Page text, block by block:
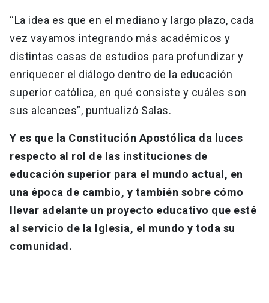
“La idea es que en el mediano y largo plazo, cada
vez vayamos integrando más académicos y
distintas casas de estudios para profundizar y
enriquecer el diálogo dentro de la educación
superior católica, en qué consiste y cuáles son
sus alcances”, puntualizó Salas.
Y es que la Constitución Apostólica da luces
respecto al rol de las instituciones de
educación superior para el mundo actual, en
una época de cambio, y también sobre cómo
llevar adelante un proyecto educativo que esté
al servicio de la Iglesia, el mundo y toda su
comunidad.